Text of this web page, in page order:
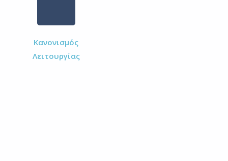
Κανονισμός
Λειτουργίας